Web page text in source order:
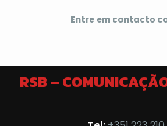
Entre em contacto
RSB –